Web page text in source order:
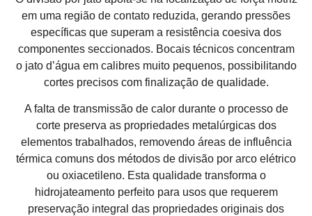
em uma região de contato reduzida, gerando pressões
específicas que superam a resistência coesiva dos
componentes seccionados. Bocais técnicos concentram
o jato d’água em calibres muito pequenos, possibilitando
cortes precisos com finalização de qualidade.
A falta de transmissão de calor durante o processo de
corte preserva as propriedades metalúrgicas dos
elementos trabalhados, removendo áreas de influência
térmica comuns dos métodos de divisão por arco elétrico
ou oxiacetileno. Esta qualidade transforma o
hidrojateamento perfeito para usos que requerem
preservação integral das propriedades originais dos